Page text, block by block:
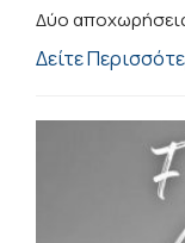
Δύο
Δείτε